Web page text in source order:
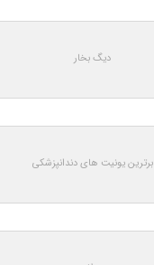
دیگ بخار
برترین یونیت های دندانپزشکی